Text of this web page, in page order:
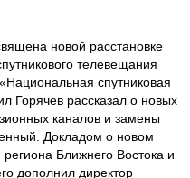
новой расстановке
телевещания
спутниковая
Горячев рассказал о новых
каналов и замены
Докладом о новом
региона Ближнего Востока и
дополнил директор